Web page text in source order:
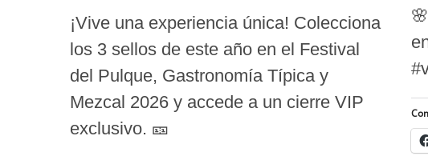
¡Vive una experiencia única! Colecciona
los 3 sellos de este año en el Festival
del Pulque, Gastronomía Típica y
Mezcal 2026 y accede a un cierre VIP
exclusivo. 🎫